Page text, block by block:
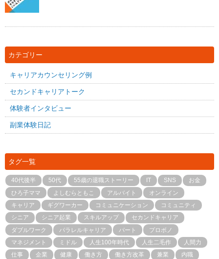
カテゴリー
キャリアカウンセリング例
セカンドキャリアトーク
体験者インタビュー
副業体験日記
タグ一覧
40代後半 50代 55歳の退職ストーリー IT SNS
お金
ひろ子ママ
よしむらともこ アルバイト
オンライン
キャリア
ギグワーカー コミュニケーション
コミュニティ
シニア
シニア起業 スキルアップ
セカンドキャリア
ダブルワーク
パラレルキャリア パート
プロボノ
マネジメント
ミドル 人生100年時代 人生二毛作
人間力
仕事
企業 健康 働き方 働き方改革 兼業
内職